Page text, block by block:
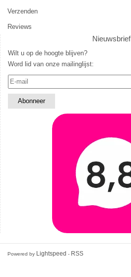
Verzenden
Reviews
Nieuwsbrief
Wilt u op de hoogte blijven?
Word lid van onze mailinglijst:
Powered by Lightspeed - RSS